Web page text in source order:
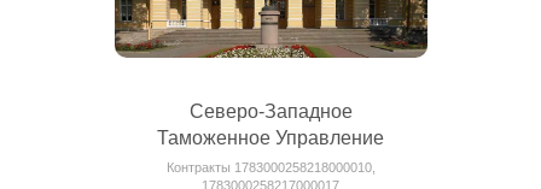
Северо-Западное
Таможенное Управление
Контракты 1783000258218000010,
1783000258217000017